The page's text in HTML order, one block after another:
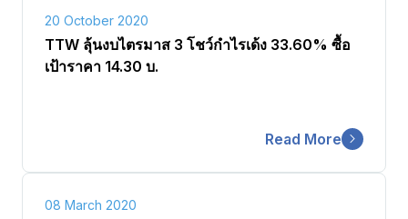
News and Activities
20 October 2020
TTW ลุ้นงบไตรมาส 3 โชว์กำไรเด้ง 33.60% ซื้อ
เป้าราคา 14.30 บ.
Read More
08 March 2020